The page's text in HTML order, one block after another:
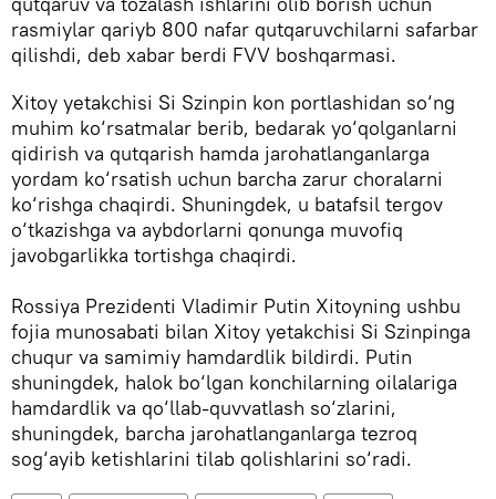
rasmiylar qariyb 800 nafar qutqaruvchilarni safarbar
qilishdi, deb xabar berdi FVV boshqarmasi.
Xitoy yetakchisi Si Szinpin kon portlashidan so‘ng
muhim ko‘rsatmalar berib, bedarak yo‘qolganlarni
qidirish va qutqarish hamda jarohatlanganlarga
yordam ko‘rsatish uchun barcha zarur choralarni
ko‘rishga chaqirdi. Shuningdek, u batafsil tergov
o‘tkazishga va aybdorlarni qonunga muvofiq
javobgarlikka tortishga chaqirdi.
Rossiya Prezidenti Vladimir Putin Xitoyning ushbu
fojia munosabati bilan Xitoy yetakchisi Si Szinpinga
chuqur va samimiy hamdardlik bildirdi. Putin
shuningdek, halok bo‘lgan konchilarning oilalariga
hamdardlik va qo‘llab-quvvatlash so‘zlarini,
shuningdek, barcha jarohatlanganlarga tezroq
sog‘ayib ketishlarini tilab qolishlarini so‘radi.